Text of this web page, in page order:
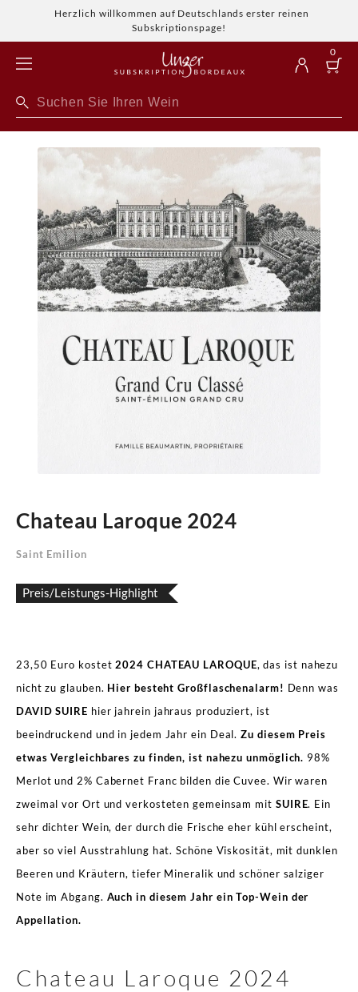
Herzlich willkommen auf Deutschlands erster reinen
Subskriptionspage!
0
Chateau Laroque 2024
Saint Emilion
Preis/Leistungs-Highlight
23,50 Euro kostet2024 CHATEAU LAROQUE, das ist nahezu
nicht zu glauben. Hier besteht Großflaschenalarm! Denn was
DAVID SUIRE hier jahrein jahraus produziert, ist
beeindruckend und in jedem Jahr ein Deal.Zu diesem Preis
etwas Vergleichbares zu finden, ist nahezu unmöglich. 98%
Merlot und 2% Cabernet Franc bilden die Cuvee. Wir waren
zweimal vor Ort und verkosteten gemeinsam mit SUIRE. Ein
sehr dichter Wein, der durch die Frische eher kühl erscheint,
aber so viel Ausstrahlung hat. Schöne Viskosität, mit dunklen
Beeren und Kräutern, tiefer Mineralik und schöner salziger
Note im Abgang. Auch in diesem Jahr ein Top-Wein der
Appellation.
Chateau Laroque 2024